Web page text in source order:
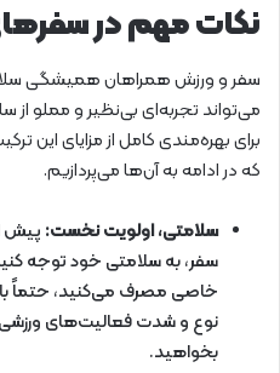
نکات مهم در
سفر و ورزش همراهان همیشگی
می‌تواند تجربه‌ای بی‌نظیر و مملو از
برای بهره‌مندی کامل از مزایای این
که در ادامه به آن‌ها می‌پردازیم.
سلامتی، اولویت نخست: پیش
سفر، به سلامتی خود توجه
خاصی مصرف می‌کنید، حتماً
نوع و شدت فعالیت‌های ورزشی
بخواهید.